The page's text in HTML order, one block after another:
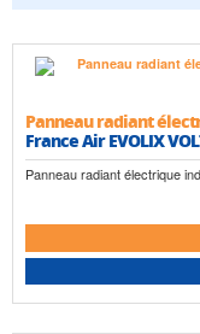
Panneau radiant
France Air EVOLIX
Panneau radiant électrique